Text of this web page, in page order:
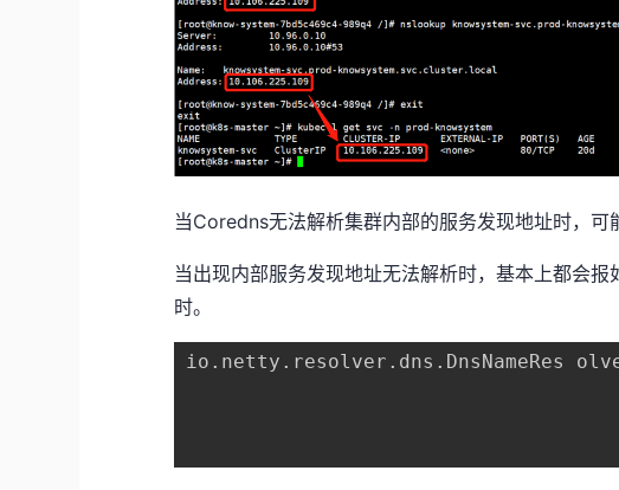
当Coredns无法解析集群内部的服务发现地址时，可
当出现内部服务发现地址无法解析时，基本上都会
时。
io.netty.resolver.dns.DnsNameRes